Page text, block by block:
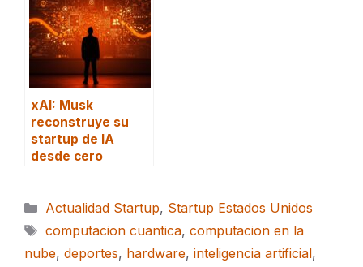
xAI: Musk
reconstruye su
startup de IA
desde cero
Categorías
Actualidad Startup, Startup Estados Unidos
Etiquetas
computacion cuantica, computacion en la
nube, deportes, hardware, inteligencia artificial,